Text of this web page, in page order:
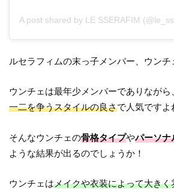
A post shared by LE SSERAFIM
ルセラフィムの末っ子メンバー、ウンチ
ウンチェは最年少メンバーでありながら
一二を争うスタイルの良さで人気ですよ
そんなウンチェの骨格タイプやパーソナ
ような結果が出るのでしょうか！
ウンチェはメイクや衣装によって大き